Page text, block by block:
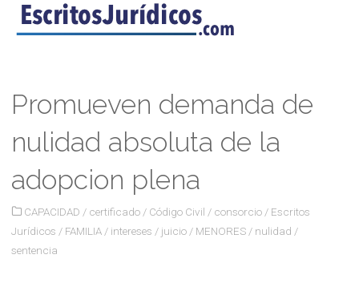
Promueven demanda de
nulidad absoluta de la
adopcion plena
CAPACIDAD / certificado / Código Civil / consorcio / Escritos
Jurídicos / FAMILIA / intereses / juicio / MENORES / nulidad /
sentencia